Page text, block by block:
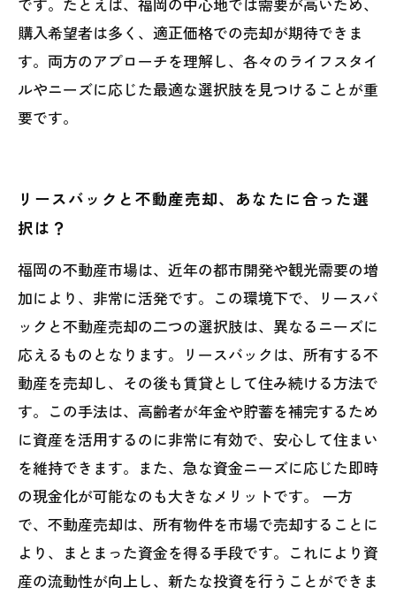
購入希望者は多く、適正価格での売却が期待できま
す。両方のアプローチを理解し、各々のライフスタイ
ルやニーズに応じた最適な選択肢を見つけることが重
要です。
リースバックと不動産売却、あなたに合った選
択は？
福岡の不動産市場は、近年の都市開発や観光需要の増
加により、非常に活発です。この環境下で、リースバ
ックと不動産売却の二つの選択肢は、異なるニーズに
応えるものとなります。リースバックは、所有する不
動産を売却し、その後も賃貸として住み続ける方法で
す。この手法は、高齢者が年金や貯蓄を補完するため
に資産を活用するのに非常に有効で、安心して住まい
を維持できます。また、急な資金ニーズに応じた即時
の現金化が可能なのも大きなメリットです。 一方
で、不動産売却は、所有物件を市場で売却することに
より、まとまった資金を得る手段です。これにより資
産の流動性が向上し、新たな投資を行うことができま